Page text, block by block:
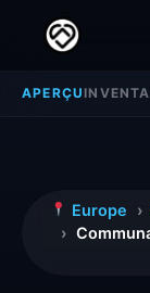
APERÇU
Europe ›
›